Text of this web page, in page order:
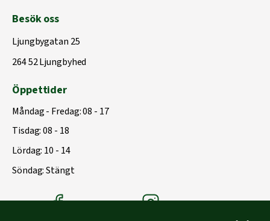
Besök oss
Ljungbygatan 25
264 52 Ljungbyhed
Öppettider
Måndag - Fredag: 08 - 17
Tisdag: 08 - 18
Lördag: 10 - 14
Söndag: Stängt